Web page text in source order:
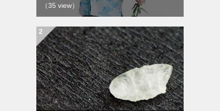
（35 view）